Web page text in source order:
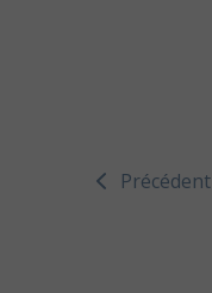
Précédent